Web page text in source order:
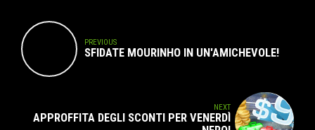
PREVIOUS
SFIDATE MOURINHO IN UN'AMICHEVOLE!
NEXT
APPROFFITA DEGLI SCONTI PER VENERDÌ